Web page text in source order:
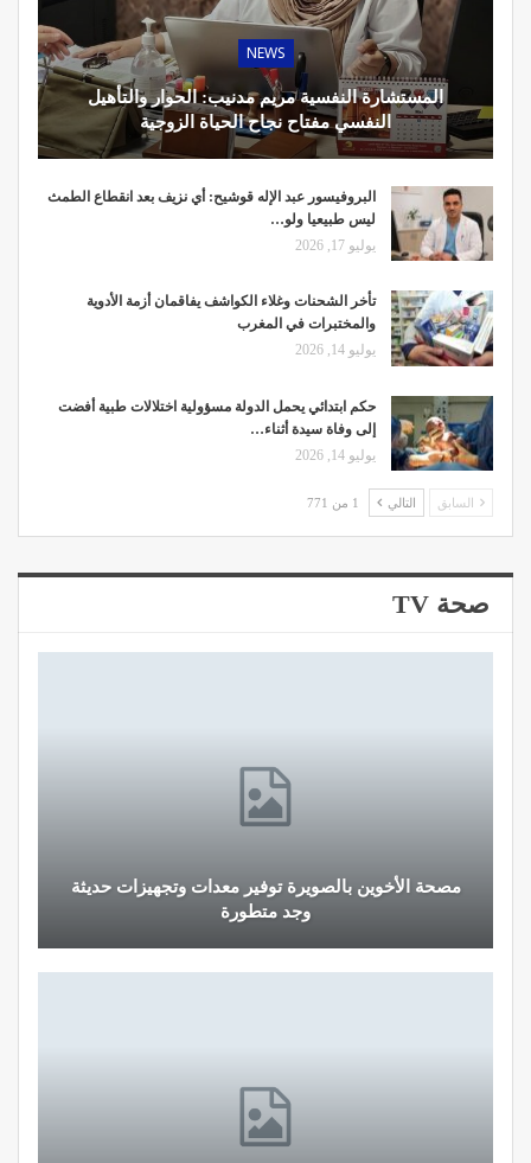
NEWS
المستشارة النفسية مريم مدنيب: الحوار والتأهيل
النفسي مفتاح نجاح الحياة الزوجية
البروفيسور عبد الإله قوشيح: أي نزيف بعد انقطاع الطمث
ليس طبيعيا ولو…
يوليو 17, 2026
تأخر الشحنات وغلاء الكواشف يفاقمان أزمة الأدوية
والمختبرات في المغرب
يوليو 14, 2026
حكم ابتدائي يحمل الدولة مسؤولية اختلالات طبية أفضت
إلى وفاة سيدة أثناء…
يوليو 14, 2026
السابق التالي 1 من 771
صحة TV
مصحة الأخوين بالصويرة توفير معدات وتجهيزات حديثة
وجد متطورة